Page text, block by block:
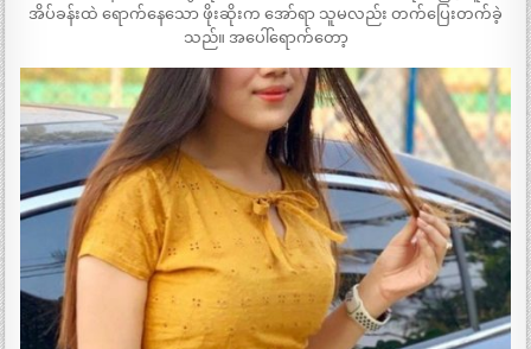
အိပ်ခန်းထဲ ရောက်နေသော ဖိုးဆိုးက အော်ရာ သူမလည်း တက်ပြေးတက်ခဲ့
သည်။ အပေါ်ရောက်တော့